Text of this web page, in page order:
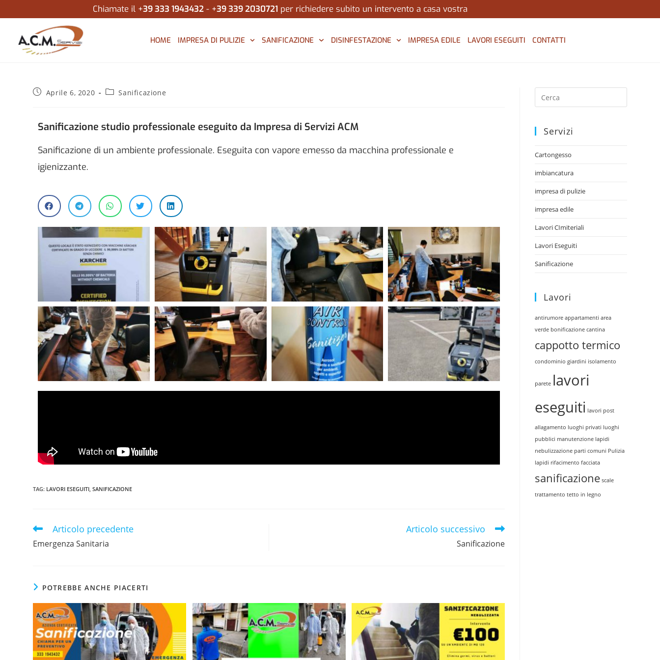
Chiamate il +39 333 1943432- +39 339 2030721 per richiedere subito un intervento a casa vostra
HOME IMPRESA DI PULIZIE SANIFICAZIONE DISINFESTAZIONE IMPRESA EDILE LAVORI ESEGUITI CONTATTI
Aprile 6, 2020 Sanificazione
Sanificazione studio professionale eseguito da Impresa di Servizi ACM
Sanificazione di un ambiente professionale. Eseguita con vapore emesso da macchina professionale e
igienizzante.
TAG: LAVORI ESEGUITI SANIFICAZIONE
Articolo precedente
Emergenza Sanitaria
Articolo successivo
Sanificazione
POTREBBE ANCHE PIACERTI
Servizi
Cartongesso
imbiancatura
impresa di pulizie
impresa edile
Lavori CImiteriali
Lavori Eseguiti
Sanificazione
Lavori
antirumore appartamenti area
verde bonificazione cantina
cappotto termico
condominio giardini isolamento
parete lavori
eseguiti lavori post
allagamento luoghi privati luoghi
pubblici manutenzione lapidi
nebulizzazione parti comuni Pulizia
lapidi rifacimento facciata
sanificazione scale
trattamento tetto in legno